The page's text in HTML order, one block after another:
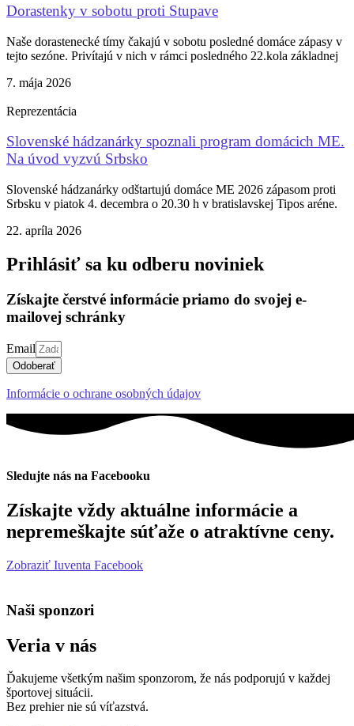
Dorastenky v sobotu proti Stupave
Naše dorastenecké tímy čakajú v sobotu posledné domáce zápasy v
tejto sezóne. Privítajú v nich v rámci posledného 22.kola základnej
7. mája 2026
Reprezentácia
Slovenské hádzanárky spoznali program domácich ME.
Na úvod vyzvú Srbsko
Slovenské hádzanárky odštartujú domáce ME 2026 zápasom proti
Srbsku v piatok 4. decembra o 20.30 h v bratislavskej Tipos aréne.
22. apríla 2026
Prihlásiť sa ku odberu noviniek
Získajte čerstvé informácie priamo do svojej e-
mailovej schránky
Email
Odoberať
Informácie o ochrane osobných údajov
Sledujte nás na Facebooku
Získajte vždy aktuálne informácie a
nepremeškajte súťaže o atraktívne ceny.
Zobraziť Iuventa Facebook
Naši sponzori
Veria v nás
Ďakujeme všetkým našim sponzorom, že nás podporujú v každej
športovej situácii.
Bez prehier nie sú víťazstvá.